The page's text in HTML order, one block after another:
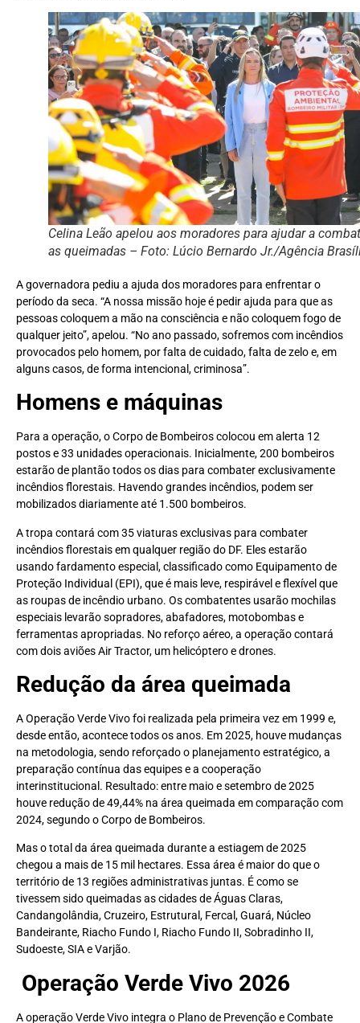
Celina Leão apelou aos moradores para ajudar a
as queimadas – Foto: Lúcio Bernardo Jr./Agência
A governadora pediu a ajuda dos moradores para enfrentar o
período da seca. “A nossa missão hoje é pedir ajuda para que as
pessoas coloquem a mão na consciência e não coloquem fogo de
qualquer jeito”, apelou. “No ano passado, sofremos com incêndios
provocados pelo homem, por falta de cuidado, falta de zelo e, em
alguns casos, de forma intencional, criminosa”.
Homens e máquinas
Para a operação, o Corpo de Bombeiros colocou em alerta 12
postos e 33 unidades operacionais. Inicialmente, 200 bombeiros
estarão de plantão todos os dias para combater exclusivamente
incêndios florestais. Havendo grandes incêndios, podem ser
mobilizados diariamente até 1.500 bombeiros.
A tropa contará com 35 viaturas exclusivas para combater
incêndios florestais em qualquer região do DF. Eles estarão
usando fardamento especial, classificado como Equipamento de
Proteção Individual (EPI), que é mais leve, respirável e flexível que
as roupas de incêndio urbano. Os combatentes usarão mochilas
especiais levarão sopradores, abafadores, motobombas e
ferramentas apropriadas. No reforço aéreo, a operação contará
com dois aviões Air Tractor, um helicóptero e drones.
Redução da área queimada
A Operação Verde Vivo foi realizada pela primeira vez em 1999 e,
desde então, acontece todos os anos. Em 2025, houve mudanças
na metodologia, sendo reforçado o planejamento estratégico, a
preparação contínua das equipes e a cooperação
interinstitucional. Resultado: entre maio e setembro de 2025
houve redução de 49,44% na área queimada em comparação com
2024, segundo o Corpo de Bombeiros.
Mas o total da área queimada durante a estiagem de 2025
chegou a mais de 15 mil hectares. Essa área é maior do que o
território de 13 regiões administrativas juntas. É como se
tivessem sido queimadas as cidades de Águas Claras,
Candangolândia, Cruzeiro, Estrutural, Fercal, Guará, Núcleo
Bandeirante, Riacho Fundo I, Riacho Fundo II, Sobradinho II,
Sudoeste, SIA e Varjão.
Operação Verde Vivo 2026
A operação Verde Vivo integra o Plano de Prevenção e Combate